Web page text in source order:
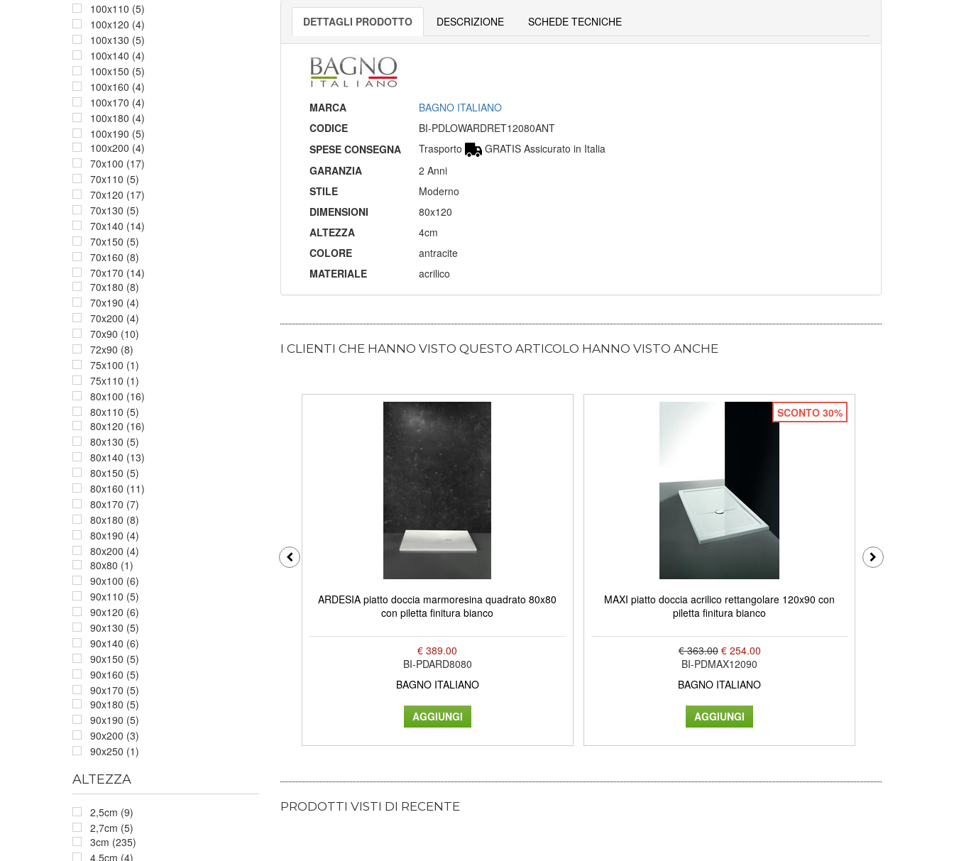
100x110 (5)
100x120 (4)
100x130 (5)
100x140 (4)
100x150 (5)
100x160 (4)
100x170 (4)
100x180 (4)
100x190 (5)
100x200 (4)
70x100 (17)
70x110 (5)
70x120 (17)
70x130 (5)
70x140 (14)
70x150 (5)
70x160 (8)
70x170 (14)
70x180 (8)
70x190 (4)
70x200 (4)
70x90 (10)
72x90 (8)
75x100 (1)
75x110 (1)
80x100 (16)
80x110 (5)
80x120 (16)
80x130 (5)
80x140 (13)
80x150 (5)
80x160 (11)
80x170 (7)
80x180 (8)
80x190 (4)
80x200 (4)
80x80 (1)
90x100 (6)
90x110 (5)
90x120 (6)
90x130 (5)
90x140 (6)
90x150 (5)
90x160 (5)
90x170 (5)
90x180 (5)
90x190 (5)
90x200 (3)
90x250 (1)
ALTEZZA
2,5cm (9)
2,7cm (5)
3cm (235)
4,5cm (4)
DETTAGLI PRODOTTO DESCRIZIONE SCHEDE TECNICHE
MARCA
BAGNO ITALIANO
CODICE
BI-PDLOWARDRET12080ANT
SPESE CONSEGNA
Trasporto
GRATIS Assicurato in Italia
GARANZIA
2 Anni
STILE
Moderno
DIMENSIONI
80x120
ALTEZZA
4cm
COLORE
antracite
MATERIALE
acrilico
I CLIENTI CHE HANNO VISTO QUESTO ARTICOLO HANNO VISTO ANCHE
ARDESIA piatto doccia marmoresina quadrato 80x80
con piletta finitura bianco
€ 389.00
BI-PDARD8080
BAGNO ITALIANO
SCONTO 30%
MAXI piatto doccia acrilico rettangolare 120x90 con
piletta finitura bianco
€ 363.00 € 254.00
BI-PDMAX12090
BAGNO ITALIANO
PRODOTTI VISTI DI RECENTE